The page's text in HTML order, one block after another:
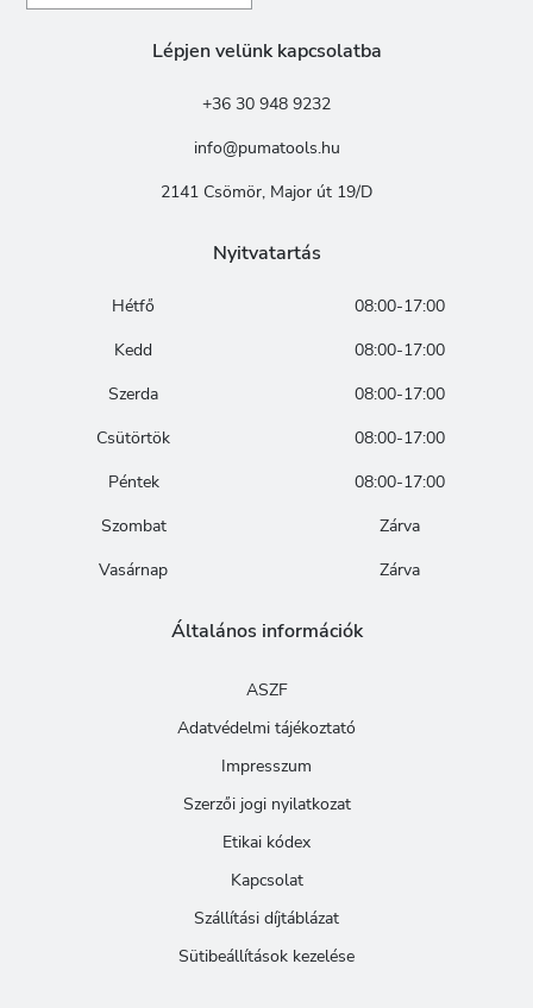
Lépjen velünk kapcsolatba
+36 30 948 9232
info@pumatools.hu
2141 Csömör, Major út 19/D
Nyitvatartás
Hétfő
08:00-17:00
Kedd
08:00-17:00
Szerda
08:00-17:00
Csütörtök
08:00-17:00
Péntek
08:00-17:00
Szombat
Zárva
Vasárnap
Zárva
Általános információk
ASZF
Adatvédelmi tájékoztató
Impresszum
Szerzői jogi nyilatkozat
Etikai kódex
Kapcsolat
Szállítási díjtáblázat
Sütibeállítások kezelése